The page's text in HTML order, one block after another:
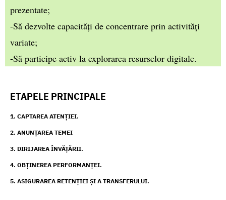
prezentate;
-Să dezvolte capacități de concentrare prin activități
variate;
-Să participe activ la explorarea resurselor digitale.
ETAPELE PRINCIPALE
1. CAPTAREA ATENȚIEI.
2. ANUNȚAREA TEMEI
3. DIRIJAREA ÎNVĂȚĂRII.
4. OBȚINEREA PERFORMANȚEI.
5. ASIGURAREA RETENȚIEI ȘI A TRANSFERULUI.